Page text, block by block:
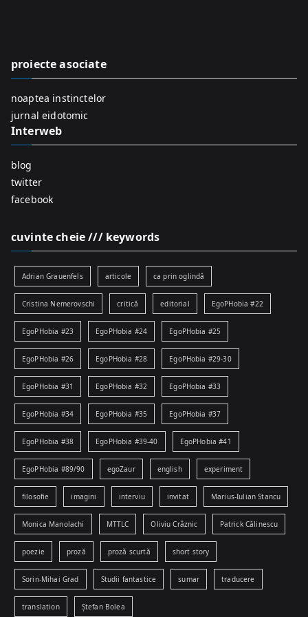
o
proiecte asociate
noaptea instinctelor
jurnal eidotomic
Interweb
blog
twitter
facebook
cuvinte cheie /// keywords
Adrian Grauenfels articole ca prin oglindă
Cristina Nemerovschi critică editorial EgoPHobia #22
EgoPHobia #23 EgoPHobia #24 EgoPHobia #25
EgoPHobia #26 EgoPHobia #28 EgoPHobia #29-30
EgoPHobia #31 EgoPHobia #32 EgoPHobia #33
EgoPHobia #34 EgoPHobia #35 EgoPHobia #37
EgoPHobia #38 EgoPHobia #39-40 EgoPHobia #41
EgoPHobia #89/90 egoZaur english experiment
filosofie imagini interviu invitat Marius-Iulian Stancu
Monica Manolachi MTTLC Oliviu Crâznic Patrick Călinescu
poezie proză proză scurtă short story
Sorin-Mihai Grad Studii fantastice sumar traducere
translation Ștefan Bolea